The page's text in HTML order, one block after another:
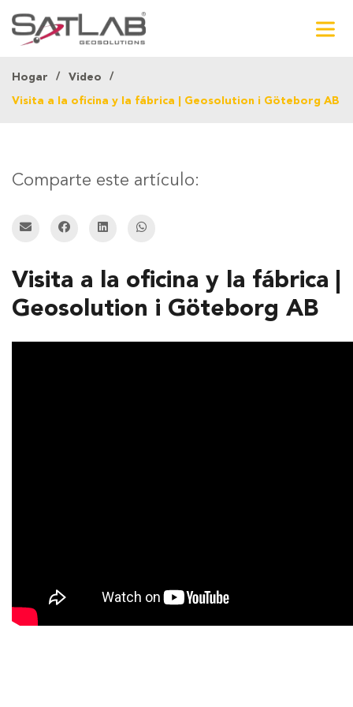
Hogar Video
Visita a la oficina y la fábrica | Geosolution i Göteborg AB
Comparte este artículo:
Visita a la oficina y la fábrica |
Geosolution i Göteborg AB